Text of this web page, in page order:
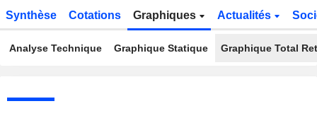
Synthèse Cotations Graphiques Actualités
Analyse Technique Graphique Statique Graphique Total